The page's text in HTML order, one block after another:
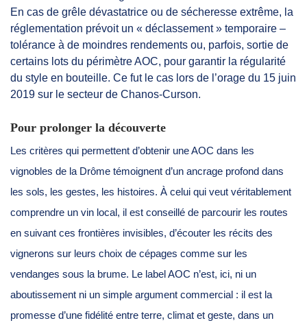
En cas de grêle dévastatrice ou de sécheresse extrême, la
réglementation prévoit un « déclassement » temporaire –
tolérance à de moindres rendements ou, parfois, sortie de
certains lots du périmètre AOC, pour garantir la régularité
du style en bouteille. Ce fut le cas lors de l’orage du 15 juin
2019 sur le secteur de Chanos-Curson.
Pour prolonger la découverte
Les critères qui permettent d’obtenir une AOC dans les
vignobles de la Drôme témoignent d’un ancrage profond dans
les sols, les gestes, les histoires. À celui qui veut véritablement
comprendre un vin local, il est conseillé de parcourir les routes
en suivant ces frontières invisibles, d’écouter les récits des
vignerons sur leurs choix de cépages comme sur les
vendanges sous la brume. Le label AOC n’est, ici, ni un
aboutissement ni un simple argument commercial : il est la
promesse d’une fidélité entre terre, climat et geste, dans un